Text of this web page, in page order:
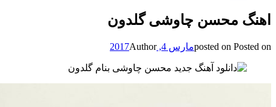
اهنگ محسن چاوشی گلدون
posted on Posted on مارس 4, 2017 Author